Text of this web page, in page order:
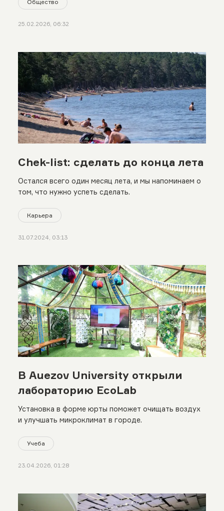
Общество
25.02.2026, 06:32
Chek-list: сделать до конца лета
Остался всего один месяц лета, и мы напоминаем о
том, что нужно успеть сделать.
Карьера
31.07.2024, 03:13
В Auezov University открыли
лабораторию EcoLab
Установка в форме юрты поможет очищать воздух
и улучшать микроклимат в городе.
Учеба
23.04.2026, 01:28